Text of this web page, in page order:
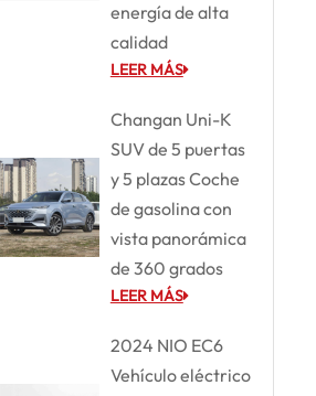
energía de alta
calidad
LEER MÁS
Changan Uni-K
SUV de 5 puertas
y 5 plazas Coche
de gasolina con
vista panorámica
de 360 grados
LEER MÁS
2024 NIO EC6
Vehículo eléctrico